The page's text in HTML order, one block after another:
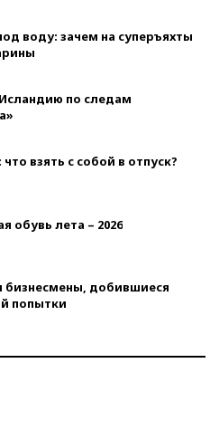
воду: зачем на суперъяхты
по следам
взять с собой в отпуск?
обувь лета – 2026
бизнесмены, добившиеся
попытки